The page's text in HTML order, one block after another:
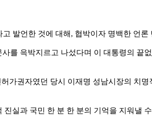
발언한 것에 대해, 협박이자 명백한 언
를 윽박지르고 나섰다며 이 대통령의 끝
가권자였던 당시 이재명 성남시장의 치명
실과 국민 한 분 한 분의 기억을 지워낼